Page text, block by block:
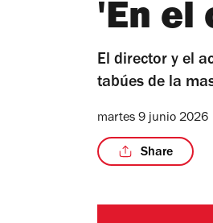
'En el
El director y el
tabúes de la
martes 9 junio 2026
Share